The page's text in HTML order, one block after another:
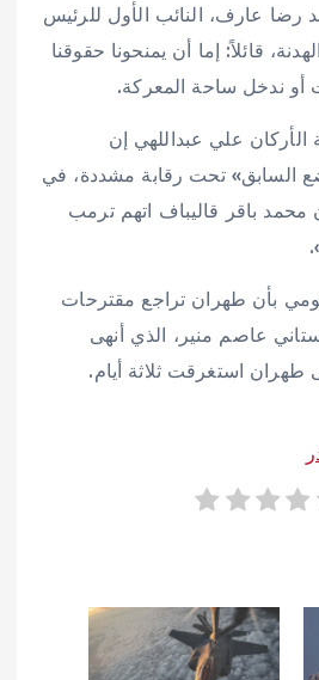
عارف، النائب الأول للرئيس
قائلاً: إما أن يمنحونا حقوقنا
أو ندخل ساحة المعركة.
الأركان علي عبداللهي إن
السابق» تحت رقابة مشددة، في
محمد باقر قاليباف اتهم ترمب
بأن طهران تراجع مقترحات
عاصم منير، الذي أنهى
طهران استغرقت ثلاثة أيام.